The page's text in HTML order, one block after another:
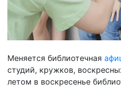
Меняется библиотечная
студий, кружков,
летом в воскресенье